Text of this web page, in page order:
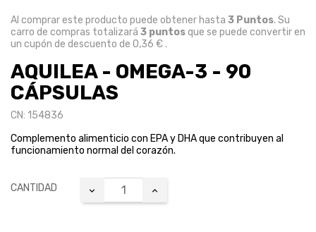
Al comprar este producto puede obtener hasta 3 Puntos. Su
carro de compras totalizará 3 puntosque se puede convertir en
un cupón de descuento de 0,36 €.
AQUILEA - OMEGA-3 - 90
CÁPSULAS
CN: 154836
Complemento alimenticio con EPA y DHA que contribuyen al
funcionamiento normal del corazón.
CANTIDAD